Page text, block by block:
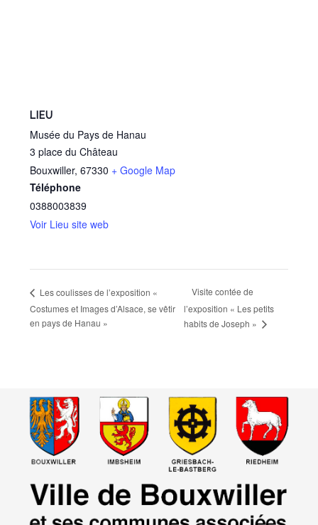
LIEU
Musée du Pays de Hanau
3 place du Château
Bouxwiller, 67330 + Google Map
Téléphone
0388003839
Voir Lieu site web
Les coulisses de l’exposition «
Costumes et Images d’Alsace, se vêtir
en pays de Hanau »
Visite contée de
l’exposition « Les petits
habits de Joseph »